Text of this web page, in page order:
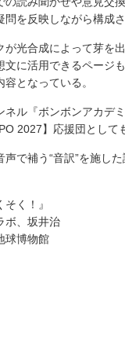
を反映しながら構成さ
光合成によって芽を
に活用できるページ
となっている。
ル『ボンボンアカデ
2027】応援団として
で補う“音訳”を施し
く！』
ボ、坂井治
球博物館